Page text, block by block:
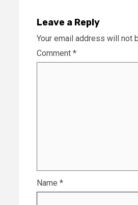
Leave a Reply
Your email address will not
Comment *
Name *